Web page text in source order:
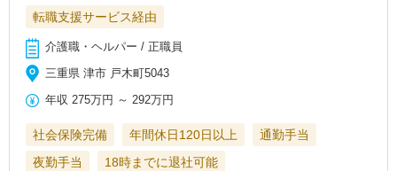
転職支援サービス経由
介護職・ヘルパー / 正職員
三重県 津市 戸木町5043
年収 275万円 ～292万円
社会保険完備 年間休日120日以上
通勤手当
夜勤手当
18時までに退社可能